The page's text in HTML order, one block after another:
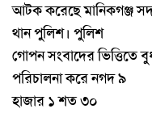
আটককরেছেমানিকগঞ্জ
থানপুলিশ। পুলিশ
গোপনসংবাদেরভিত্তিতে
পরিচালনাকরেনগদ৯
হাজার ১ শত৩০